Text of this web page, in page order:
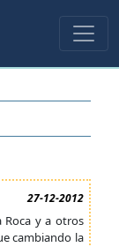
27-12-2012
Roca y a otros
cambiando la